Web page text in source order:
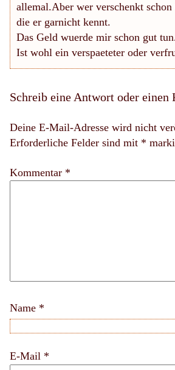
allemal.Aber wer verschenkt schon
die er garnicht kennt.
Das Geld wuerde mir schon gut
Ist wohl ein verspaeteter oder
Schreib eine Antwort oder einen
Deine E-Mail-Adresse wird nicht
Erforderliche Felder sind mit *
Kommentar *
Name *
E-Mail *